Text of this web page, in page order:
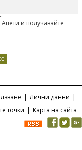
на изцяло нов
и получавайте
| Лични данни |
точки | Карта на сайта